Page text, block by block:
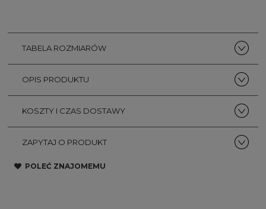
TABELA ROZMIARÓW
OPIS PRODUKTU
KOSZTY I CZAS DOSTAWY
ZAPYTAJ O PRODUKT
POLEĆ ZNAJOMEMU